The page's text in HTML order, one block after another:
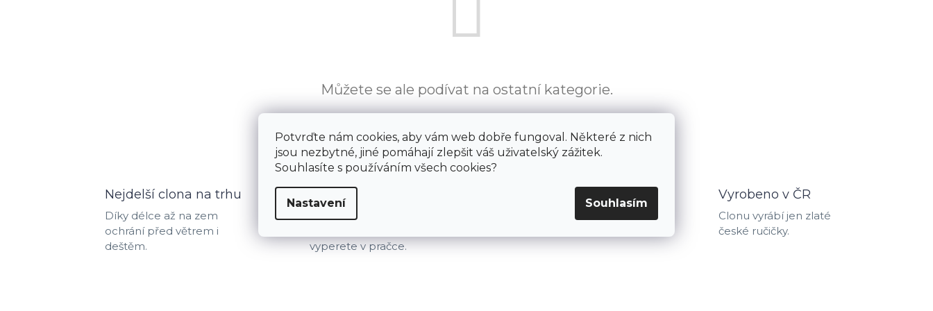
Potvrďte nám cookies, aby vám web dobře fungoval. Některé z nich
jsou nezbytné, jiné pomáhají zlepšit váš uživatelský zážitek.
Souhlasíte s používáním všech cookies?
Nastavení Souhlasím
Můžete se ale podívat na ostatní kategorie.
ZPĚT DO OBCHODU
Nejdelší clona na trhu
Díky délce až na zem
ochrání před větrem i
deštěm.
Kvalitní materiál
Odolná vlajkovina, která
vyperete v pračce.
Doprava je na nás, ať máte
Vyrobeno v ČR
Clonu vyrábí jen zlaté
české ručičky.